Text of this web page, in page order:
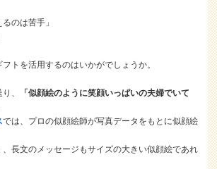
のは苦手」
トを活用するのはいかがでしょうか。
、
「似顔絵のように笑顔いっぱいの夫婦でいて
では、プロの似顔絵師が写真データをもとに似顔絵
、長文のメッセージもサイズの大きい似顔絵であれ